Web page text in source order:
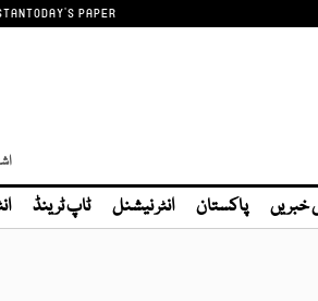
TODAY'S PAPER
پاکستان انٹر نیشنل ٹاپ ٹرینڈ